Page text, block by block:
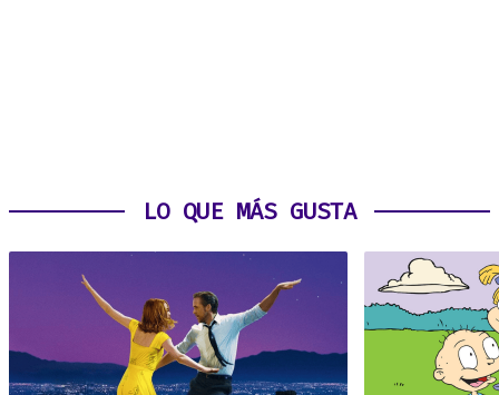
LO QUE MÁS GUSTA